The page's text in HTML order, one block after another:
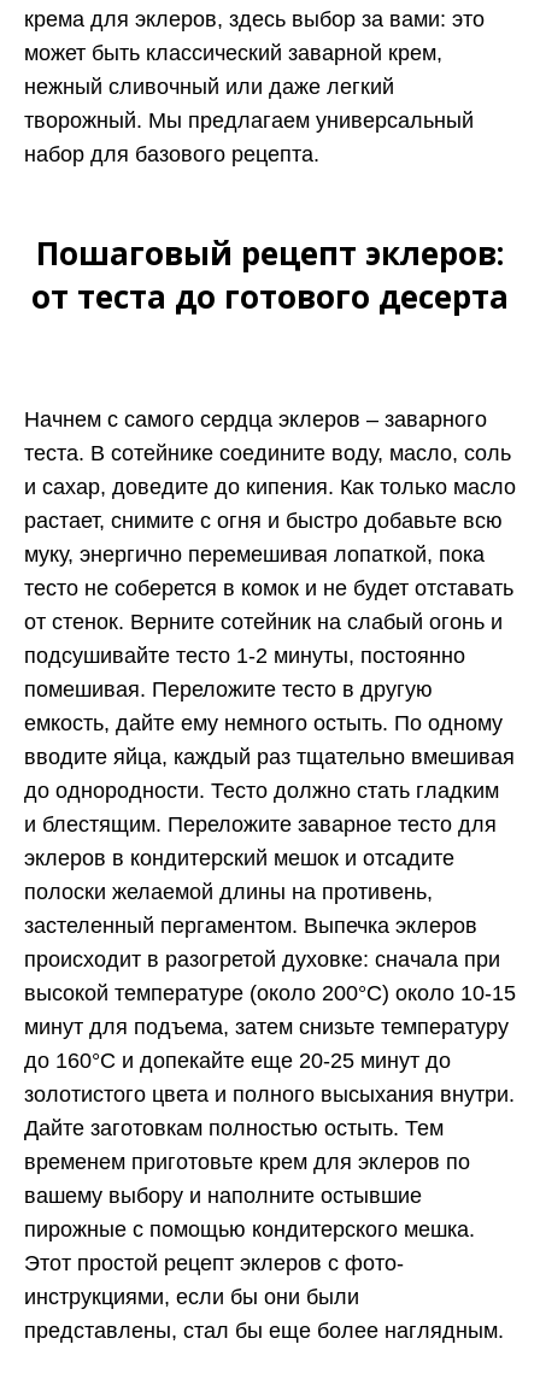
крема для эклеров, здесь выбор за вами: это
может быть классический заварной крем,
нежный сливочный или даже легкий
творожный. Мы предлагаем универсальный
набор для базового рецепта.
Пошаговый рецепт эклеров:
от теста до готового десерта
Начнем с самого сердца эклеров – заварного
теста. В сотейнике соедините воду, масло, соль
и сахар, доведите до кипения. Как только масло
растает, снимите с огня и быстро добавьте всю
муку, энергично перемешивая лопаткой, пока
тесто не соберется в комок и не будет отставать
от стенок. Верните сотейник на слабый огонь и
подсушивайте тесто 1-2 минуты, постоянно
помешивая. Переложите тесто в другую
емкость, дайте ему немного остыть. По одному
вводите яйца, каждый раз тщательно вмешивая
до однородности. Тесто должно стать гладким
и блестящим. Переложите заварное тесто для
эклеров в кондитерский мешок и отсадите
полоски желаемой длины на противень,
застеленный пергаментом. Выпечка эклеров
происходит в разогретой духовке: сначала при
высокой температуре (около 200°C) около 10-15
минут для подъема, затем снизьте температуру
до 160°C и допекайте еще 20-25 минут до
золотистого цвета и полного высыхания внутри.
Дайте заготовкам полностью остыть. Тем
временем приготовьте крем для эклеров по
вашему выбору и наполните остывшие
пирожные с помощью кондитерского мешка.
Этот простой рецепт эклеров с фото-
инструкциями, если бы они были
представлены, стал бы еще более наглядным.